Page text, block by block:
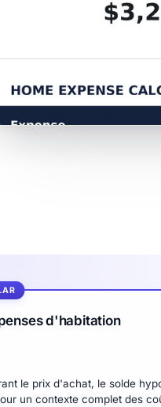
d'habitation
le prix d'achat, le solde
un contexte complet des